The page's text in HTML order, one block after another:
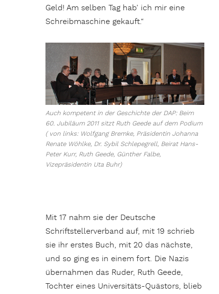
Geld! Am selben Tag hab’ ich mir eine
Schreibmaschine gekauft.“
Auch kompetent in der Geschichte der DAP: Beim
60. Jubiläum 2011 sitzt Ruth Geede auf dem Podium
( von links: Wolfgang Bremke, Präsidentin Johanna
Renate Wöhlke, Dr. Sybil Schlepegrell, Beirat Hans-
Peter Kurr, Ruth Geede, Günther Falbe,
Vizepräsidentin Uta Buhr)
Mit 17 nahm sie der Deutsche
Schriftstellerverband auf, mit 19 schrieb
sie ihr erstes Buch, mit 20 das nächste,
und so ging es in einem fort. Die Nazis
übernahmen das Ruder, Ruth Geede,
Tochter eines Universitäts-Quästors, blieb